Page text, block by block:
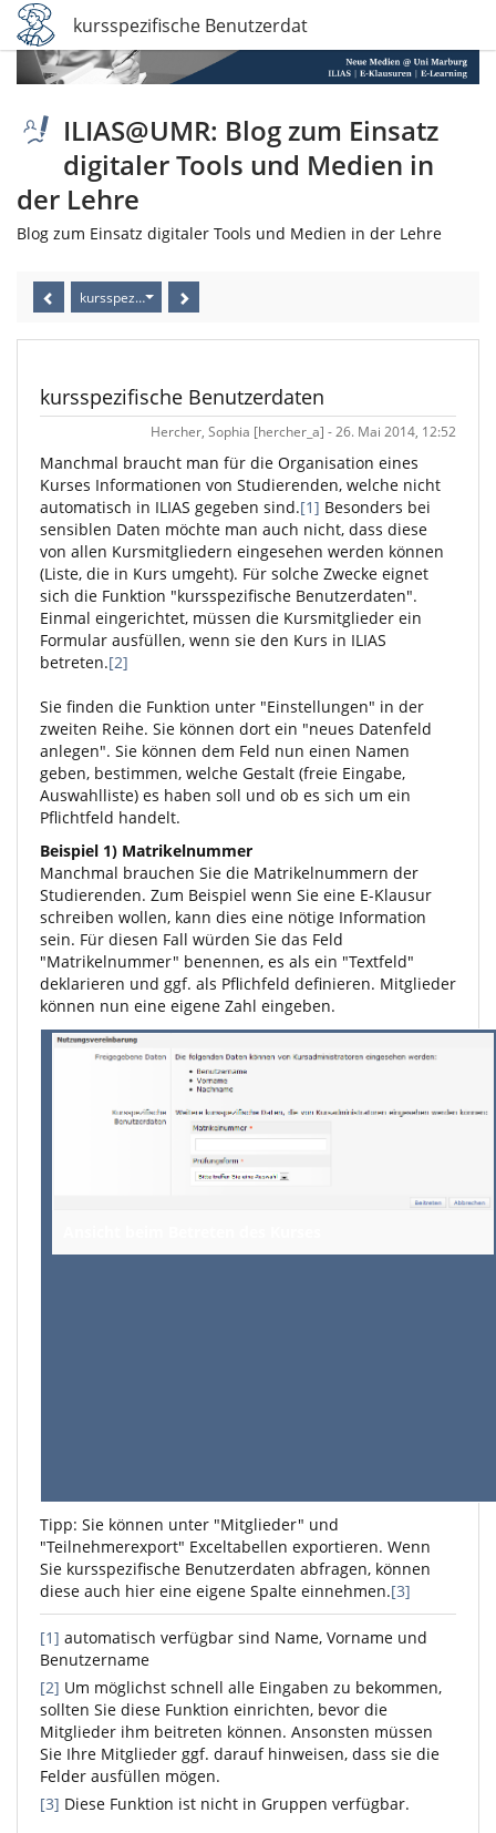
kursspezifische Benutzerdaten
ILIAS@UMR: Blog zum Einsatz
digitaler Tools und Medien in
der Lehre
Blog zum Einsatz digitaler Tools und Medien in der Lehre
kursspezifische Benutzerdaten
kursspezifische Benutzerdaten
Hercher, Sophia [hercher_a] - 26. Mai 2014, 12:52
Manchmal braucht man für die Organisation eines
Kurses Informationen von Studierenden, welche nicht
automatisch in ILIAS gegeben sind.[1] Besonders bei
sensiblen Daten möchte man auch nicht, dass diese
von allen Kursmitgliedern eingesehen werden können
(Liste, die in Kurs umgeht). Für solche Zwecke eignet
sich die Funktion "kursspezifische Benutzerdaten".
Einmal eingerichtet, müssen die Kursmitglieder ein
Formular ausfüllen, wenn sie den Kurs in ILIAS
betreten.[2]
Sie finden die Funktion unter "Einstellungen" in der
zweiten Reihe. Sie können dort ein "neues Datenfeld
anlegen". Sie können dem Feld nun einen Namen
geben, bestimmen, welche Gestalt (freie Eingabe,
Auswahlliste) es haben soll und ob es sich um ein
Pflichtfeld handelt.
Beispiel 1) Matrikelnummer
Manchmal brauchen Sie die Matrikelnummern der
Studierenden. Zum Beispiel wenn Sie eine E-Klausur
schreiben wollen, kann dies eine nötige Information
sein. Für diesen Fall würden Sie das Feld
"Matrikelnummer" benennen, es als ein "Textfeld"
deklarieren und ggf. als Pflichfeld definieren. Mitglieder
können nun eine eigene Zahl eingeben.
Tipp: Sie können unter "Mitglieder" und
"Teilnehmerexport" Exceltabellen exportieren. Wenn
Sie kursspezifische Benutzerdaten abfragen, können
diese auch hier eine eigene Spalte einnehmen.[3]
[1] automatisch verfügbar sind Name, Vorname und
Benutzername
[2] Um möglichst schnell alle Eingaben zu bekommen,
sollten Sie diese Funktion einrichten, bevor die
Mitglieder ihm beitreten können. Ansonsten müssen
Sie Ihre Mitglieder ggf. darauf hinweisen, dass sie die
Felder ausfüllen mögen.
[3] Diese Funktion ist nicht in Gruppen verfügbar.